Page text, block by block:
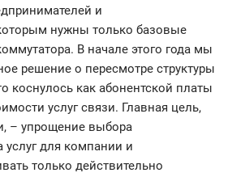
и
нужны только базовые
В начале этого года мы
решение о пересмотре структуры
коснулось как абонентской платы
услуг связи. Главная цель,
– упрощение выбора
услуг для компании и
только действительно